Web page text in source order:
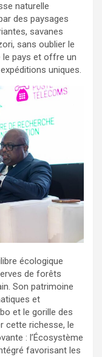
naturelle
des paysages
savanes
sans oublier le
le pays et offre un
uniques.
écologique
de forêts
Son patrimoine
et
et le gorille des
cette richesse, le
: l’Écosystème
favorisant les